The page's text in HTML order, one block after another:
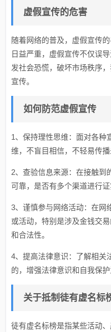
虚假宣传的危害
随着网络的普及，虚假宣传
日益严重，虚假宣传不仅误
发社会恐慌，破坏市场秩序
宣传。
如何防范虚假宣传
1、保持理性思维：面对各种
维，不盲目相信，不轻易传播
2、查验信息来源：在接触到
可靠，是否有多个渠道进行证
3、谨慎参与网络活动：在网
或活动，特别是涉及金钱交
和合法性。
4、提高法律意识：了解相关
的，增强法律意识和自我保护
关于抵制徒有虚名标
徒有虚名标榜是指某些活动